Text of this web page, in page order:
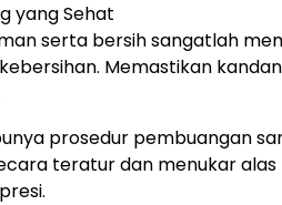
yang Sehat
serta bersih sangatlah
Memastikan
prosedur pembuangan
teratur dan menukar